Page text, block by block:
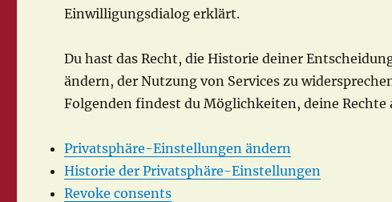
Einwilligungsdialog erklärt.
Du hast das Recht, die Historie deiner
ändern, der Nutzung von Services zu
Folgenden findest du Möglichkeiten, deine Rechte
Privatsphäre-Einstellungen ändern
Historie der Privatsphäre-Einstellungen
Revoke consents